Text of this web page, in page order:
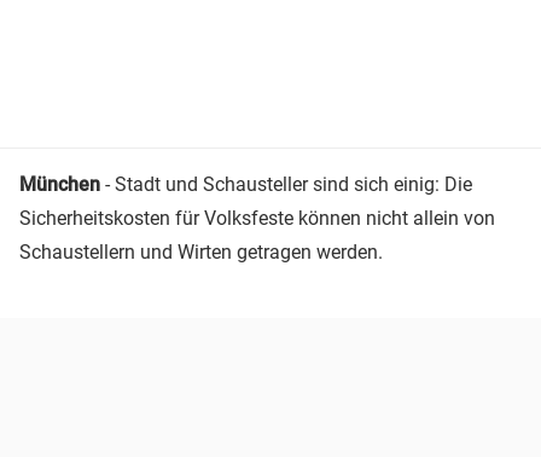
München - Stadt und Schausteller sind sich einig: Die
Sicherheitskosten für Volksfeste können nicht allein von
Schaustellern und Wirten getragen werden.